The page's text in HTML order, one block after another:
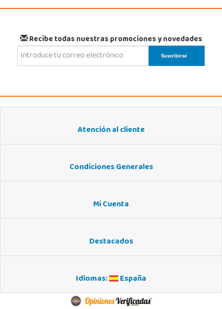
Recibe todas nuestras promociones y novedades
Atención al cliente
Condiciones Generales
Mi Cuenta
Destacados
Idiomas: España